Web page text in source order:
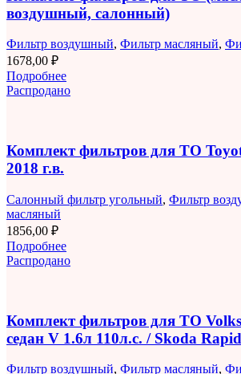
воздушный, салонный)
Фильтр воздушный, Фильтр масляный,
1678,00 ₽
Подробнее
Распродано
Комплект фильтров для ТО
2018 г.в.
Салонный фильтр угольный, Фильтр
масляный
1856,00 ₽
Подробнее
Распродано
Комплект фильтров для ТО
седан V 1.6л 110л.с. / Skoda
Фильтр воздушный, Фильтр масляный,